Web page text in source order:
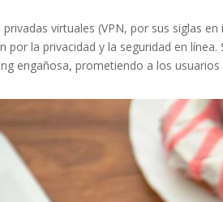
virtuales (VPN, por sus siglas
por la privacidad y la seguridad en
engañosa, prometiendo a los